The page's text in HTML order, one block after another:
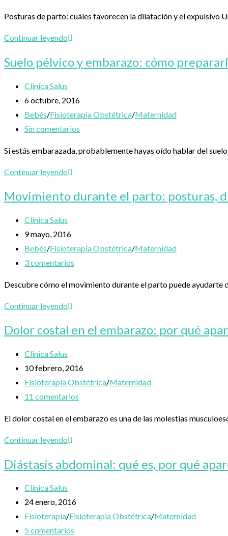
entrada:
la
entrada:
Posturas de parto: cuáles favorecen la dilatación y el expulsivo
Continuar leyendoPosturas
parto
Suelo pélvico y embarazo: cómo
Autor
de
la
entrada:
Clinica Salus
Publicación
de
la
6 octubre, 2016
Categoría
de
entrada:
Bebés/Fisioterapia Obstétrica/Maternidad
Comentarios
la
entrada:
Sin comentarios
Si estás embarazada, probablemente hayas oído hablar del
Continuar leyendoSuelo
y
parto
segura
basada
en
evidencia
Movimiento durante el parto: posturas,
Autor
de
la
entrada:
Clinica Salus
Publicación
de
la
9 mayo, 2016
Categoría
de
entrada:
Bebés/Fisioterapia Obstétrica/Maternidad
Comentarios
la
entrada:
3 comentarios
Descubre cómo el movimiento durante el parto puede
Continuar leyendoMovimiento
el
física
nacimiento
Dolor costal en el embarazo: por qué
Autor
de
la
entrada:
Clinica Salus
Publicación
de
la
10 febrero, 2016
Categoría
de
entrada:
Fisioterapia Obstétrica/Maternidad
Comentarios
la
entrada:
11 comentarios
El dolor costal en el embarazo es una de las molestias
Continuar leyendoDolor
en
Diástasis abdominal: qué es, por qué
Autor
de
la
entrada:
Clinica Salus
Publicación
de
la
24 enero, 2016
Categoría
de
Fisioterapia/Fisioterapia Obstétrica/Maternidad
Comentarios
5 comentarios